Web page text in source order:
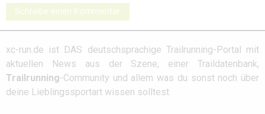
Schreibe einen Kommentar
xc-run.de ist DAS deutschsprachige Trailrunning-Portal mit
aktuellen News aus der Szene, einer Traildatenbank,
Trailrunning-Community und allem was du sonst noch über
deine Lieblingssportart wissen solltest.